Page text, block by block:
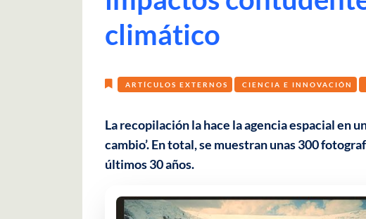
climático
ARTÍCULOS EXTERNOS CIENCIA E INNOVACIÓN
La recopilación la hace la agencia espacial en
cambio’. En total, se muestran unas 300
últimos 30 años.